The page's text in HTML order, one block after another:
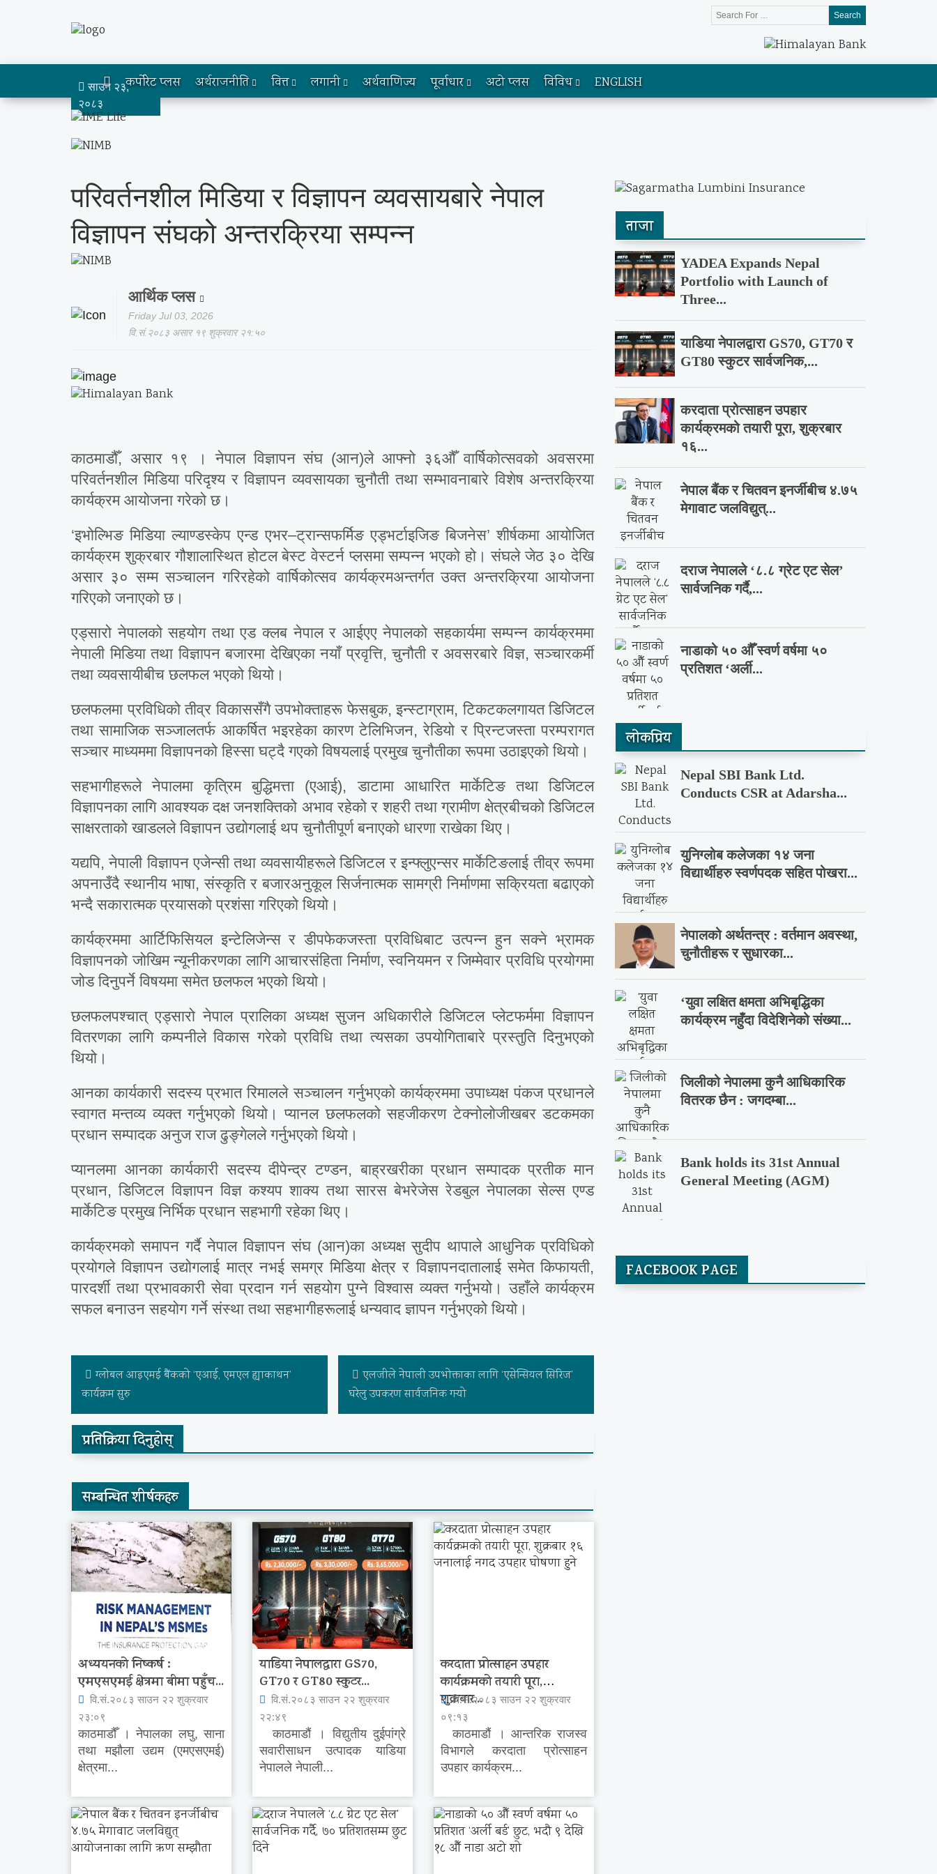
Search
साउन २३,
२०८३
कर्पोरेट प्लस अर्थराजनीति वित्त लगानी अर्थवाणिज्य पूर्वाधार अटो प्लस विविध ENGLISH
परिवर्तनशील मिडिया र विज्ञापन व्यवसायबारे नेपाल
विज्ञापन संघको अन्तरक्रिया सम्पन्न
आर्थिक प्लस
Friday Jul 03, 2026
वि.सं.२०८३ असार १९ शुक्रवार २१:५०
काठमाडौँ, असार १९ । नेपाल विज्ञापन संघ (आन)ले आफ्नो ३६औँ वार्षिकोत्सवको अवसरमा
परिवर्तनशील मिडिया परिदृश्य र विज्ञापन व्यवसायका चुनौती तथा सम्भावनाबारे विशेष अन्तरक्रिया
कार्यक्रम आयोजना गरेको छ।
‘इभोल्भिङ मिडिया ल्याण्डस्केप एन्ड एभर–ट्रान्सफर्मिङ एड्भर्टाइजिङ बिजनेस’ शीर्षकमा आयोजित
कार्यक्रम शुक्रबार गौशालास्थित होटल बेस्ट वेस्टर्न प्लसमा सम्पन्न भएको हो। संघले जेठ ३० देखि
असार ३० सम्म सञ्चालन गरिरहेको वार्षिकोत्सव कार्यक्रमअन्तर्गत उक्त अन्तरक्रिया आयोजना
गरिएको जनाएको छ।
एड्सारो नेपालको सहयोग तथा एड क्लब नेपाल र आईएए नेपालको सहकार्यमा सम्पन्न कार्यक्रममा
नेपाली मिडिया तथा विज्ञापन बजारमा देखिएका नयाँ प्रवृत्ति, चुनौती र अवसरबारे विज्ञ, सञ्चारकर्मी
तथा व्यवसायीबीच छलफल भएको थियो।
छलफलमा प्रविधिको तीव्र विकाससँगै उपभोक्ताहरू फेसबुक, इन्स्टाग्राम, टिकटकलगायत डिजिटल
तथा सामाजिक सञ्जालतर्फ आकर्षित भइरहेका कारण टेलिभिजन, रेडियो र प्रिन्टजस्ता परम्परागत
सञ्चार माध्यममा विज्ञापनको हिस्सा घट्दै गएको विषयलाई प्रमुख चुनौतीका रूपमा उठाइएको थियो।
सहभागीहरूले नेपालमा कृत्रिम बुद्धिमत्ता (एआई), डाटामा आधारित मार्केटिङ तथा डिजिटल
विज्ञापनका लागि आवश्यक दक्ष जनशक्तिको अभाव रहेको र शहरी तथा ग्रामीण क्षेत्रबीचको डिजिटल
साक्षरताको खाडलले विज्ञापन उद्योगलाई थप चुनौतीपूर्ण बनाएको धारणा राखेका थिए।
यद्यपि, नेपाली विज्ञापन एजेन्सी तथा व्यवसायीहरूले डिजिटल र इन्फ्लुएन्सर मार्केटिङलाई तीव्र रूपमा
अपनाउँदै स्थानीय भाषा, संस्कृति र बजारअनुकूल सिर्जनात्मक सामग्री निर्माणमा सक्रियता बढाएको
भन्दै सकारात्मक प्रयासको प्रशंसा गरिएको थियो।
कार्यक्रममा आर्टिफिसियल इन्टेलिजेन्स र डीपफेकजस्ता प्रविधिबाट उत्पन्न हुन सक्ने भ्रामक
विज्ञापनको जोखिम न्यूनीकरणका लागि आचारसंहिता निर्माण, स्वनियमन र जिम्मेवार प्रविधि प्रयोगमा
जोड दिनुपर्ने विषयमा समेत छलफल भएको थियो।
छलफलपश्चात् एड्सारो नेपाल प्रालिका अध्यक्ष सुजन अधिकारीले डिजिटल प्लेटफर्ममा विज्ञापन
वितरणका लागि कम्पनीले विकास गरेको प्रविधि तथा त्यसका उपयोगिताबारे प्रस्तुति दिनुभएको
थियो।
आनका कार्यकारी सदस्य प्रभात रिमालले सञ्चालन गर्नुभएको कार्यक्रममा उपाध्यक्ष पंकज प्रधानले
स्वागत मन्तव्य व्यक्त गर्नुभएको थियो। प्यानल छलफलको सहजीकरण टेक्नोलोजीखबर डटकमका
प्रधान सम्पादक अनुज राज ढुङ्गेलले गर्नुभएको थियो।
प्यानलमा आनका कार्यकारी सदस्य दीपेन्द्र टण्डन, बाह्रखरीका प्रधान सम्पादक प्रतीक मान
प्रधान, डिजिटल विज्ञापन विज्ञ कश्यप शाक्य तथा सारस बेभरेजेस रेडबुल नेपालका सेल्स एण्ड
मार्केटिङ प्रमुख निर्भिक प्रधान सहभागी रहेका थिए।
कार्यक्रमको समापन गर्दै नेपाल विज्ञापन संघ (आन)का अध्यक्ष सुदीप थापाले आधुनिक प्रविधिको
प्रयोगले विज्ञापन उद्योगलाई मात्र नभई समग्र मिडिया क्षेत्र र विज्ञापनदातालाई समेत किफायती,
पारदर्शी तथा प्रभावकारी सेवा प्रदान गर्न सहयोग पुग्ने विश्वास व्यक्त गर्नुभयो। उहाँले कार्यक्रम
सफल बनाउन सहयोग गर्ने संस्था तथा सहभागीहरूलाई धन्यवाद ज्ञापन गर्नुभएको थियो।
ग्लोबल आइएमई बैंकको ‘एआई, एमएल ह्याकाथन’
कार्यक्रम सुरु
एलजीले नेपाली उपभोक्ताका लागि ‘एसेन्सियल सिरिज’
घरेलु उपकरण सार्वजनिक गर्‍यो
प्रतिक्रिया दिनुहोस्
सम्बन्धित शीर्षकहरु
अध्ययनको निष्कर्ष :
एमएसएमई क्षेत्रमा बीमा पहुँच...
वि.सं.२०८३ साउन २२ शुक्रवार
२३:०९
काठमाडौँ । नेपालका लघु, साना
तथा मझौला उद्यम (एमएसएमई)
क्षेत्रमा...
याडिया नेपालद्वारा GS70,
GT70 र GT80 स्कुटर...
वि.सं.२०८३ साउन २२ शुक्रवार
२२:४९
काठमाडौं । विद्युतीय दुईपांग्रे
सवारीसाधन उत्पादक याडिया
नेपालले नेपाली...
करदाता प्रोत्साहन उपहार
कार्यक्रमको तयारी पूरा,
शुक्रबार...
वि.सं.२०८३ साउन २२ शुक्रवार
०९:१३
काठमाडौं । आन्तरिक राजस्व
विभागले करदाता प्रोत्साहन
उपहार कार्यक्रम...
ताजा
YADEA Expands Nepal
Portfolio with Launch of
Three...
याडिया नेपालद्वारा GS70, GT70 र
GT80 स्कुटर सार्वजनिक,...
करदाता प्रोत्साहन उपहार
कार्यक्रमको तयारी पूरा, शुक्रबार
१६...
नेपाल बैंक र चितवन इनर्जीबीच ४.७५
मेगावाट जलविद्युत्...
दराज नेपालले ‘८.८ ग्रेट एट सेल’
सार्वजनिक गर्दै,...
नाडाको ५० औँ स्वर्ण वर्षमा ५०
प्रतिशत ‘अर्ली...
लाेकप्रिय
Nepal SBI Bank Ltd.
Conducts CSR at Adarsha...
युनिग्लोब कलेजका १४ जना
विद्यार्थीहरु स्वर्णपदक सहित पोखरा...
नेपालको अर्थतन्त्र : वर्तमान अवस्था,
चुनौतीहरू र सुधारका...
‘युवा लक्षित क्षमता अभिबृद्धिका
कार्यक्रम नहुँदा विदेशिनेको संख्या...
जिलीको नेपालमा कुनै आधिकारिक
वितरक छैन : जगदम्बा...
Bank holds its 31st Annual
General Meeting (AGM)
FACEBOOK PAGE